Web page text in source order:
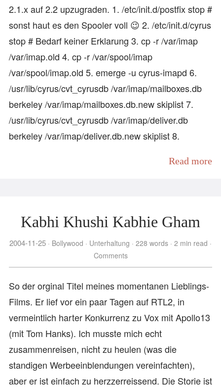
2.1.x auf 2.2 upzugraden. 1. /etc/init.d/postfix stop #
sonst haut es den Spooler voll 😉 2. /etc/init.d/cyrus
stop # Bedarf keiner Erklarung 3. cp -r /var/imap
/var/imap.old 4. cp -r /var/spool/imap
/var/spool/imap.old 5. emerge -u cyrus-imapd 6.
/usr/lib/cyrus/cvt_cyrusdb /var/imap/mailboxes.db
berkeley /var/imap/mailboxes.db.new skiplist 7.
/usr/lib/cyrus/cvt_cyrusdb /var/imap/deliver.db
berkeley /var/imap/deliver.db.new skiplist 8.
Read more
Kabhi Khushi Kabhie Gham
2004-11-25 Bollywood Unterhaltung 228 words 2 min read
Comments
So der orginal Titel meines momentanen Lieblings-
Films. Er lief vor ein paar Tagen auf RTL2, in
vermeintlich harter Konkurrenz zu Vox mit Apollo13
(mit Tom Hanks). Ich musste mich echt
zusammenreisen, nicht zu heulen (was die
standigen Werbeeinblendungen vereinfachten),
aber er ist einfach zu herzzerreissend. Die Storie ist